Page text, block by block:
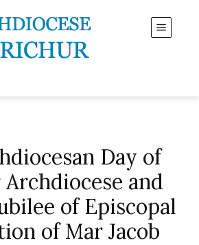
Day of
and
of Episcopal
of Mar Jacob